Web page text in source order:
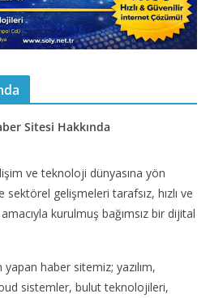
Sitesi Hakkında
ve teknoloji dünyasına yön
gelişmeleri tarafsız, hızlı ve
kurulmuş bağımsız bir dijital
yapan haber sitemiz; yazılım,
sistemler, bulut teknolojileri,